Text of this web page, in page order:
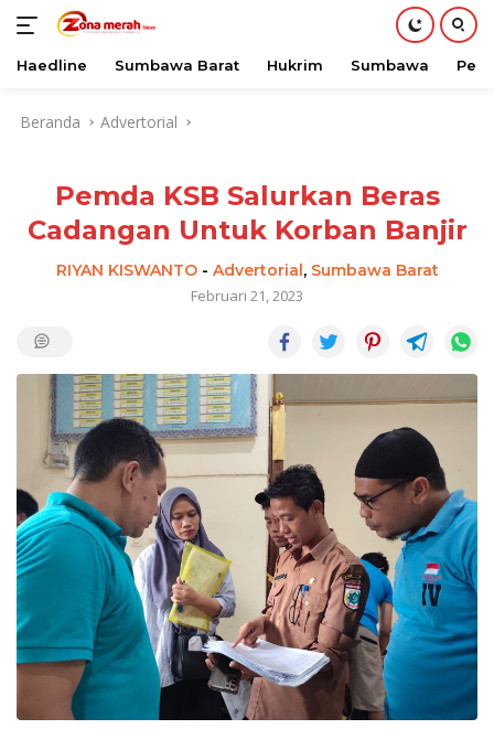
Haedline Sumbawa Barat Hukrim Sumbawa
Beranda Advertorial
Pemda KSB Salurkan Beras
Cadangan Untuk Korban Banjir
RIYAN KISWANTO- Advertorial, Sumbawa Barat
Februari 21, 2023